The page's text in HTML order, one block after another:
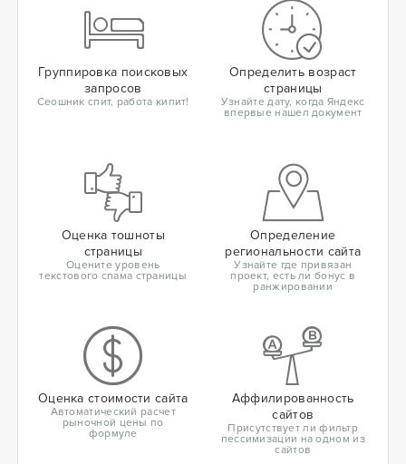
Группировка поисковых
запросов
Сеошник спит, работа кипит!
Определить возраст
страницы
Узнайте дату, когда Яндекс
впервые нашел документ
Оценка тошноты
страницы
Оцените уровень
текстового спама страницы
Определение
региональности сайта
Узнайте где привязан
проект, есть ли бонус в
ранжировании
Оценка стоимости сайта
Автоматический расчет
рыночной цены по
формуле
Аффилированность
сайтов
Присутствует ли фильтр
пессимизации на одном из
сайтов